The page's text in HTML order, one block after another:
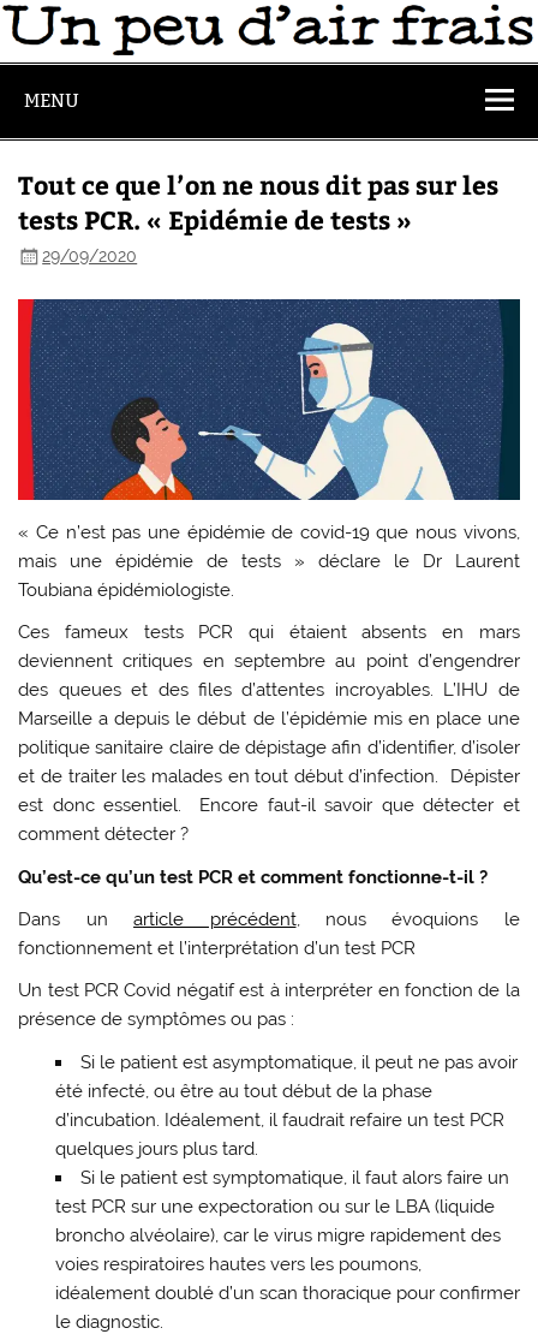
MENU
Tout ce que l’on ne nous dit pas sur les
tests PCR. « Epidémie de tests »
29/09/2020
« Ce n’est pas une épidémie de covid-19 que nous vivons,
mais une épidémie de tests » déclare le Dr Laurent
Toubiana épidémiologiste.
Ces fameux tests PCR qui étaient absents en mars
deviennent critiques en septembre au point d’engendrer
des queues et des files d’attentes incroyables. L’IHU de
Marseille a depuis le début de l’épidémie mis en place une
politique sanitaire claire de dépistage afin d’identifier, d’isoler
et de traiter les malades en tout début d’infection. Dépister
est donc essentiel. Encore faut-il savoir que détecter et
comment détecter ?
Qu’est-ce qu’un test PCR et comment fonctionne-t-il ?
Dans unarticle précédent, nous évoquions le
fonctionnement et l’interprétation d’un test PCR
Un test PCR Covid négatif est à interpréter en fonction de la
présence de symptômes ou pas :
Si le patient est asymptomatique, il peut ne pas avoir
été infecté, ou être au tout début de la phase
d’incubation. Idéalement, il faudrait refaire un test PCR
quelques jours plus tard.
Si le patient est symptomatique, il faut alors faire un
test PCR sur une expectoration ou sur le LBA (liquide
broncho alvéolaire), car le virus migre rapidement des
voies respiratoires hautes vers les poumons,
idéalement doublé d’un scan thoracique pour confirmer
le diagnostic.